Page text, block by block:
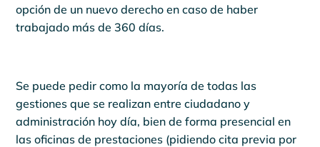
opción de un nuevo derecho en caso de haber
trabajado más de 360 días.
Se puede pedir como la mayoría de todas las
gestiones que se realizan entre ciudadano y
administración hoy día, bien de forma presencial en
las oficinas de prestaciones (pidiendo cita previa por